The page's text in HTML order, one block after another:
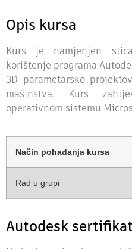
Opis kursa
Kurs je namjenjen
korištenje programa
3D parametarsko
mašinstva. Kurs
operativnom sistemu
Način pohađanja kursa
Rad u grupi
Autodesk sertifikat